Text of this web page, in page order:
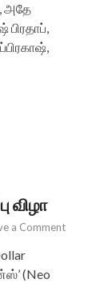
அதே
விழா
a Comment
(Neo